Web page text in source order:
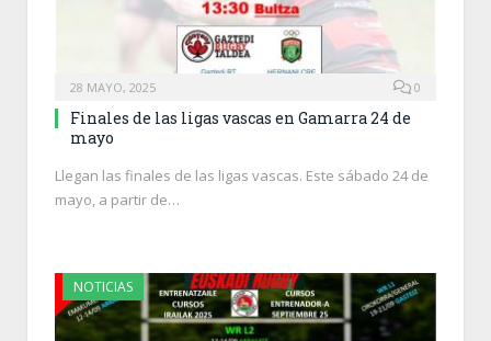
28 MAYO, 2025 0
Finales de las ligas vascas en Gamarra 24 de
mayo
Llegan las finales de las ligas vascas. Este sábado 24 de
mayo, a partir de…
NOTICIAS